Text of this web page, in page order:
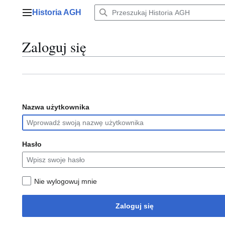
Menu główne
Historia AGH
Zaloguj się
Nazwa użytkownika
Hasło
Nie wylogowuj mnie
Zaloguj się